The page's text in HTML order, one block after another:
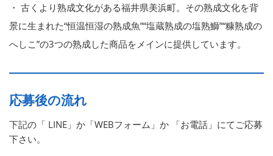
・ 古くより熟成文化がある福井県美浜町。その熟成文化を背
景に生まれた“恒温恒湿の熟成魚”“塩蔵熟成の塩熟鰤”“糠熟成の
へしこ”の3つの熟成した商品をメインに提供しています。
応募後の流れ
下記の「 LINE」か「WEBフォーム」か 「お電話」にてご応募
下さい。